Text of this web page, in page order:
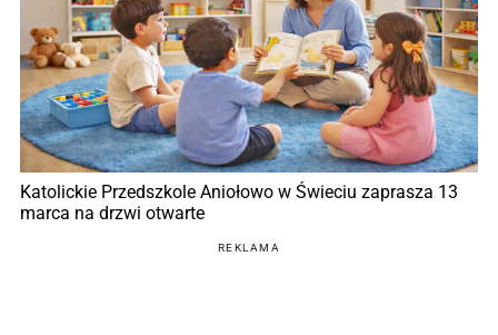
Katolickie Przedszkole Aniołowo w Świeciu zaprasza 13
marca na drzwi otwarte
REKLAMA